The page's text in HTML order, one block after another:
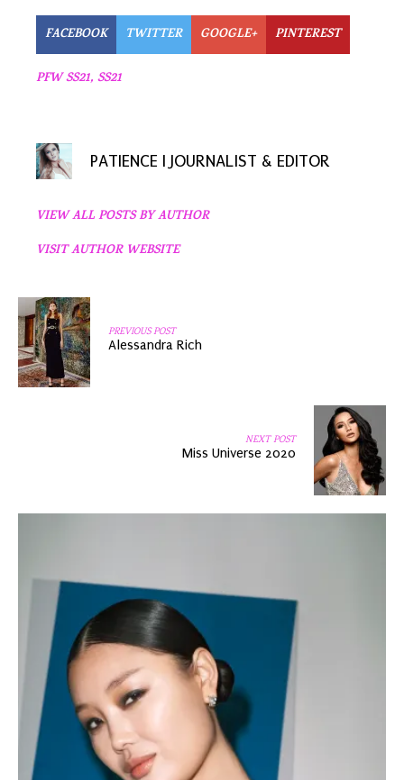
FACEBOOK TWITTER GOOGLE+ PINTEREST
PFW SS21, SS21
PATIENCE I JOURNALIST & EDITOR
VIEW ALL POSTS BY AUTHOR
VISIT AUTHOR WEBSITE
PREVIOUS POST
Alessandra Rich
NEXT POST
Miss Universe 2020